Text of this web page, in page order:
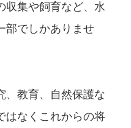
収集や飼育など、水
部でしかありませ
、教育、自然保護な
はなくこれからの将